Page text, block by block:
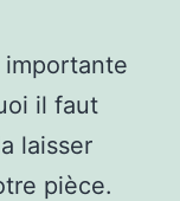
il faut
laisser
pièce.